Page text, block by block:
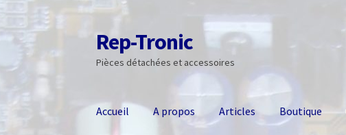
Aller
à
la
Aller
au
contenu
Rep-Tronic
Pièces détachées et accessoires
Accueil A propos Articles Boutique